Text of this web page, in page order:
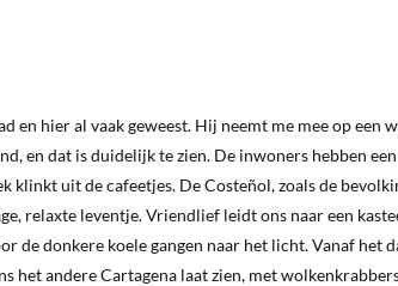
en hier al vaak geweest. Hij neemt me mee op een
en dat is duidelijk te zien. De inwoners hebben
klinkt uit de cafeetjes. De Costeñol, zoals de
relaxte leventje. Vriendlief leidt ons naar een
de donkere koele gangen naar het licht. Vanaf het
het andere Cartagena laat zien, met